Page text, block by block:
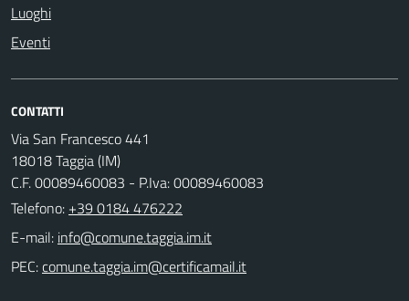
Luoghi
Eventi
CONTATTI
Via San Francesco 441
18018 Taggia (IM)
C.F. 00089460083 - P.Iva: 00089460083
Telefono: +39 0184 476222
E-mail:
PEC: